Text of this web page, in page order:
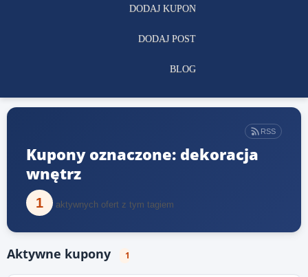
DODAJ KUPON
DODAJ POST
BLOG
RSS
Kupony oznaczone: dekoracja
wnętrz
1 aktywnych ofert z tym tagiem
Aktywne kupony 1